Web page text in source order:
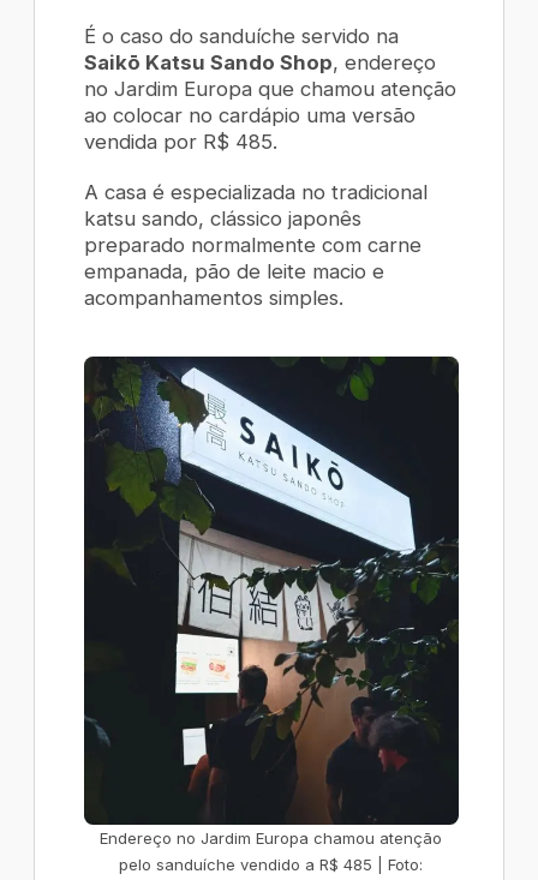
É o caso do sanduíche servido na
Saikō Katsu Sando Shop, endereço
no Jardim Europa que chamou atenção
ao colocar no cardápio uma versão
vendida por R$ 485.
A casa é especializada no tradicional
katsu sando, clássico japonês
preparado normalmente com carne
empanada, pão de leite macio e
acompanhamentos simples.
Endereço no Jardim Europa chamou atenção
pelo sanduíche vendido a R$ 485 | Foto: